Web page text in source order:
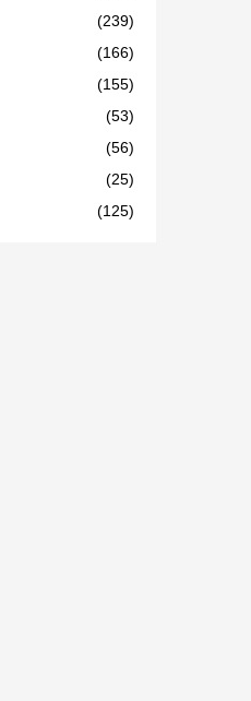
(239)
(166)
(155)
(53)
(56)
(25)
(125)